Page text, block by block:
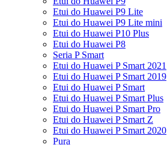
Etui do Huawei P9 Lite
Etui do Huawei P9 Lite mini
Etui do Huawei P10 Plus
Etui do Huawei P8
Seria P Smart
Etui do Huawei P Smart 2021
Etui do Huawei P Smart 2019
Etui do Huawei P Smart
Etui do Huawei P Smart Plus
Etui do Huawei P Smart Pro
Etui do Huawei P Smart Z
Etui do Huawei P Smart 2020
Pura